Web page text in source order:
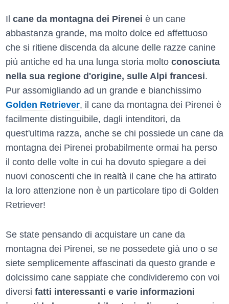
Il cane da montagna dei Pirenei è un cane
abbastanza grande, ma molto dolce ed affettuoso
che si ritiene discenda da alcune delle razze canine
più antiche ed ha una lunga storia molto conosciuta
nella sua regione d'origine, sulle Alpi francesi.
Pur assomigliando ad un grande e bianchissimo
Golden Retriever, il cane da montagna dei Pirenei è
facilmente distinguibile, dagli intenditori, da
quest'ultima razza, anche se chi possiede un cane da
montagna dei Pirenei probabilmente ormai ha perso
il conto delle volte in cui ha dovuto spiegare a dei
nuovi conoscenti che in realtà il cane che ha attirato
la loro attenzione non è un particolare tipo di Golden
Retriever!
Se state pensando di acquistare un cane da
montagna dei Pirenei, se ne possedete già uno o se
siete semplicemente affascinati da questo grande e
dolcissimo cane sappiate che condivideremo con voi
diversi fatti interessanti e varie informazioni